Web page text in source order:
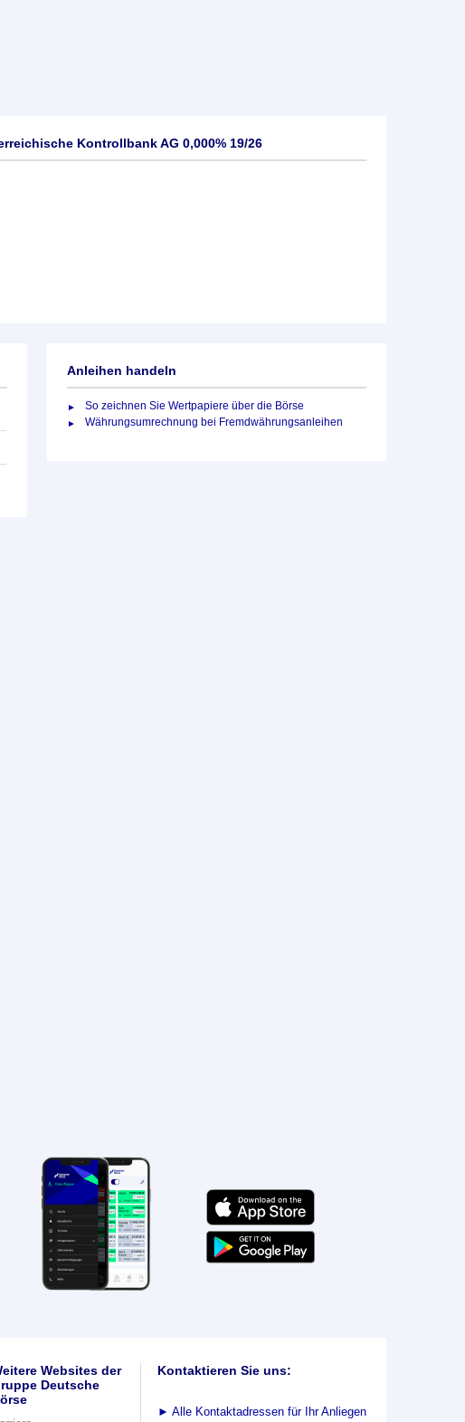
Kontrollbank AG 0,000% 19/26
Anleihen handeln
So zeichnen Sie Wertpapiere über die Börse
Währungsumrechnung bei Fremdwährungsanleihen
Websites der
Deutsche
Kontaktieren Sie uns:
► Alle Kontaktadressen für Ihr Anliegen